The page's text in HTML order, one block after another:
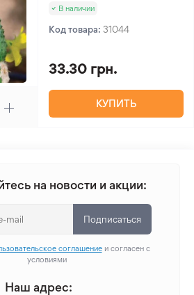
В наличии
Код товара: 31044
33.30 грн.
КУПИТЬ
на новости и акции:
Подписаться
соглашениеи согласен с
условиями
Наш адрес: